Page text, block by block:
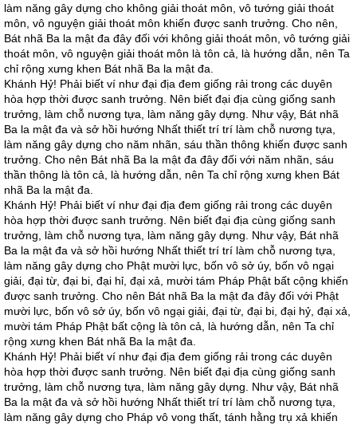
làm năng gây dựng cho không giải thoát môn, vô tướng giải thoát
môn, vô nguyện giải thoát môn khiến được sanh trưởng. Cho nên,
Bát nhã Ba la mật đa đây đối với không giải thoát môn, vô tướng giải
thoát môn, vô nguyện giải thoát môn là tôn cả, là hướng dẫn, nên Ta
chỉ rộng xưng khen Bát nhã Ba la mật đa.
Khánh Hỷ! Phải biết ví như đại địa đem giống rải trong các duyên
hòa hợp thời được sanh trưởng. Nên biết đại địa cùng giống sanh
trưởng, làm chỗ nương tựa, làm năng gây dựng. Như vậy, Bát nhã
Ba la mật đa và sở hồi hướng Nhất thiết trí trí làm chỗ nương tựa,
làm năng gây dựng cho năm nhãn, sáu thần thông khiến được sanh
trưởng. Cho nên Bát nhã Ba la mật đa đây đối với năm nhãn, sáu
thần thông là tôn cả, là hướng dẫn, nên Ta chỉ rộng xưng khen Bát
nhã Ba la mật đa.
Khánh Hỷ! Phải biết ví như đại địa đem giống rải trong các duyên
hòa hợp thời được sanh trưởng. Nên biết đại địa cùng giống sanh
trưởng, làm chỗ nương tựa, làm năng gây dựng. Như vậy, Bát nhã
Ba la mật đa và sở hồi hướng Nhất thiết trí trí làm chỗ nương tựa,
làm năng gây dựng cho Phật mười lực, bốn vô sở úy, bốn vô ngại
giải, đại từ, đại bi, đại hỉ, đại xả, mười tám Pháp Phật bất cộng khiến
được sanh trưởng. Cho nên Bát nhã Ba la mật đa đây đối với Phật
mười lực, bốn vô sở úy, bốn vô ngại giải, đại từ, đại bi, đại hỷ, đại xả,
mười tám Pháp Phật bất cộng là tôn cả, là hướng dẫn, nên Ta chỉ
rộng xưng khen Bát nhã Ba la mật đa.
Khánh Hỷ! Phải biết ví như đại địa đem giống rải trong các duyên
hòa hợp thời được sanh trưởng. Nên biết đại địa cùng giống sanh
trưởng, làm chỗ nương tựa, làm năng gây dựng. Như vậy, Bát nhã
Ba la mật đa và sở hồi hướng Nhất thiết trí trí làm chỗ nương tựa,
làm năng gây dựng cho Pháp vô vong thất, tánh hằng trụ xả khiến